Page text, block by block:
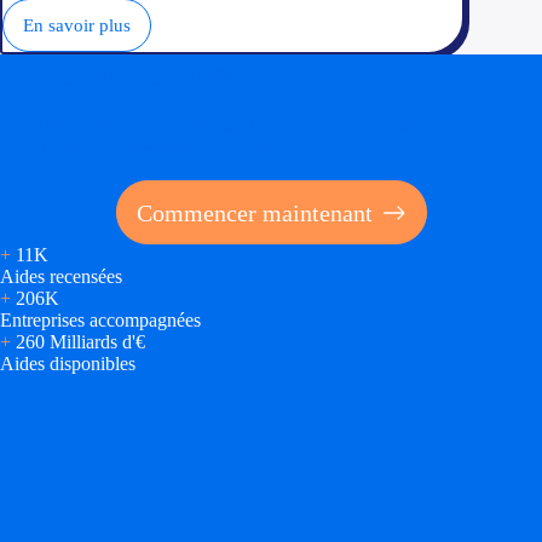
En savoir plus
Commencer maintenant
+ 11K
Aides recensées
+ 206K
Entreprises accompagnées
+ 260 Milliards d'€
Aides disponibles